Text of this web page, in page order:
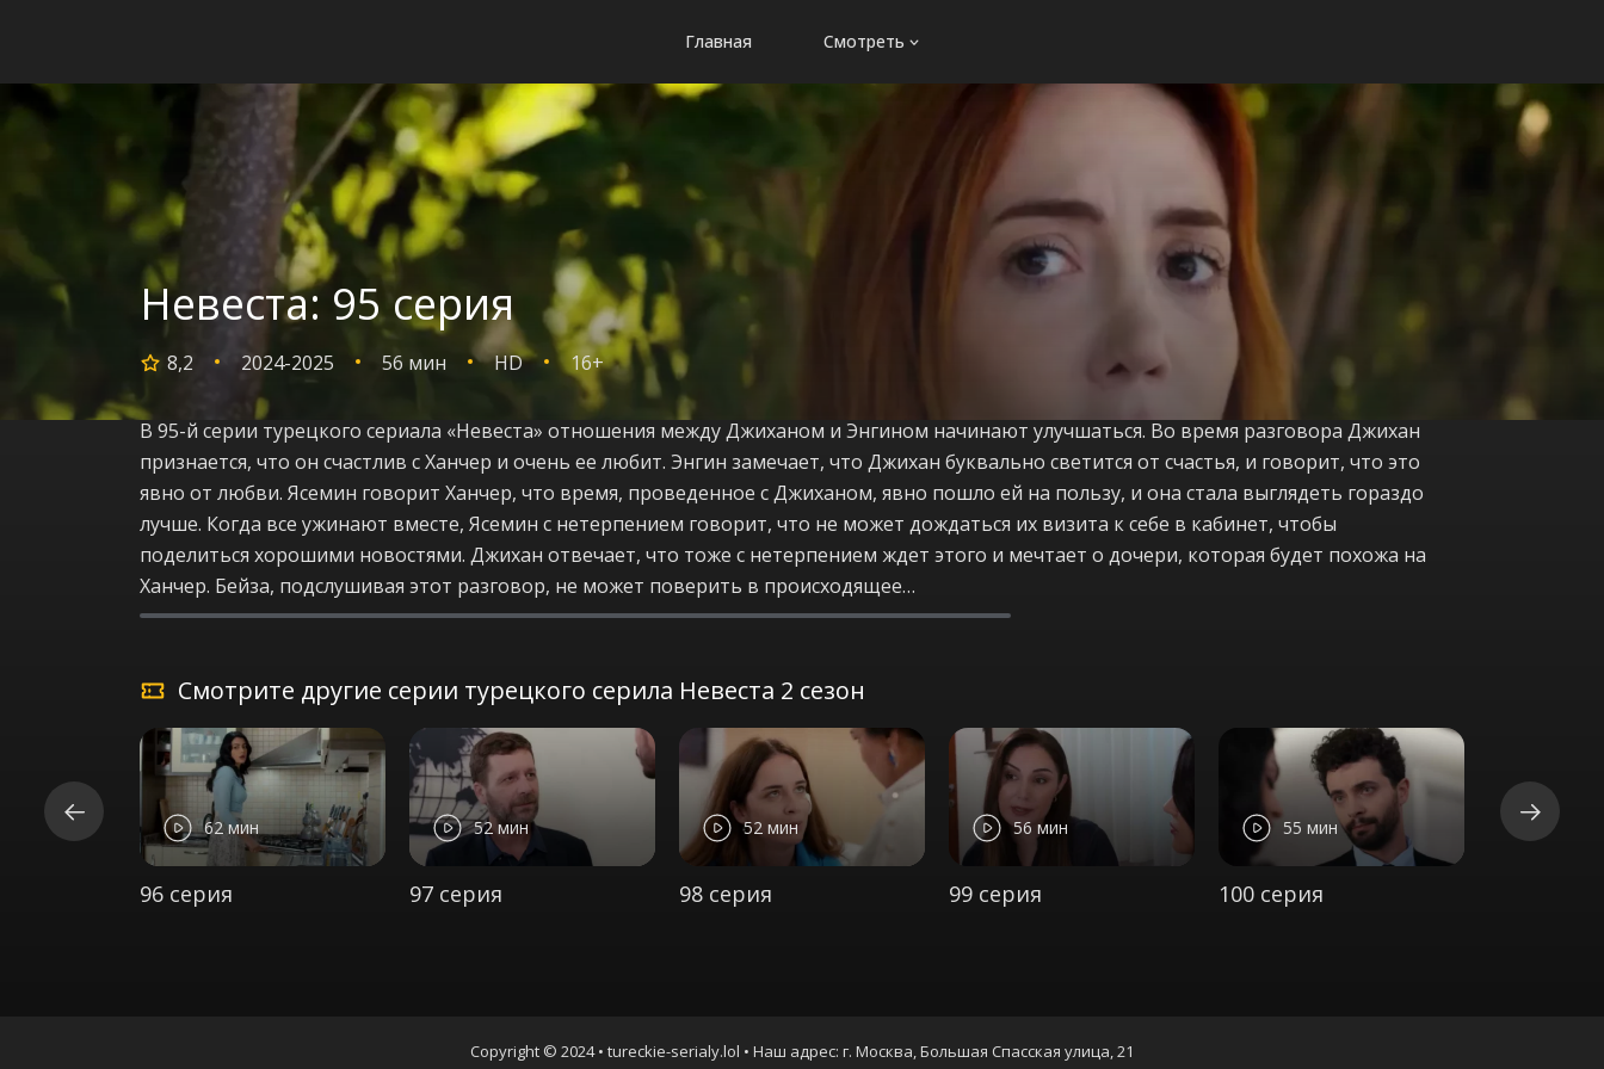
Главная Смотреть
Невеста: 95 серия
8,2 2024-2025 56 мин HD 16+
В 95-й серии турецкого сериала «Невеста» отношения между Джиханом и Энгином начинают улучшаться. Во время разговора Джихан
признается, что он счастлив с Ханчер и очень ее любит. Энгин замечает, что Джихан буквально светится от счастья, и говорит, что это
явно от любви. Ясемин говорит Ханчер, что время, проведенное с Джиханом, явно пошло ей на пользу, и она стала выглядеть гораздо
лучше. Когда все ужинают вместе, Ясемин с нетерпением говорит, что не может дождаться их визита к себе в кабинет, чтобы
поделиться хорошими новостями. Джихан отвечает, что тоже с нетерпением ждет этого и мечтает о дочери, которая будет похожа на
Ханчер. Бейза, подслушивая этот разговор, не может поверить в происходящее…
Смотрите другие серии турецкого серила Невеста 2 сезон
62 мин
96 серия
52 мин
97 серия
52 мин
98 серия
56 мин
99 серия
55 мин
100 серия
55
Copyright © 2024 • tureckie-serialy.lol • Наш адрес: г. Москва, Большая Спасская улица, 21